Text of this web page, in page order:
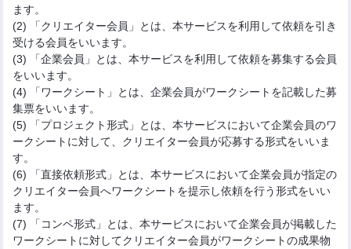
ます。
(2) 「クリエイター会員」とは、本サービスを利用して依頼を引き
受ける会員をいいます。
(3) 「企業会員」とは、本サービスを利用して依頼を募集する会員
をいいます。
(4) 「ワークシート」とは、企業会員がワークシートを記載した募
集票をいいます。
(5) 「プロジェクト形式」とは、本サービスにおいて企業会員のワ
ークシートに対して、クリエイター会員が応募する形式をいいま
す。
(6) 「直接依頼形式」とは、本サービスにおいて企業会員が指定の
クリエイター会員へワークシートを提示し依頼を行う形式をいい
ます。
(7) 「コンペ形式」とは、本サービスにおいて企業会員が掲載した
ワークシートに対してクリエイター会員がワークシートの成果物